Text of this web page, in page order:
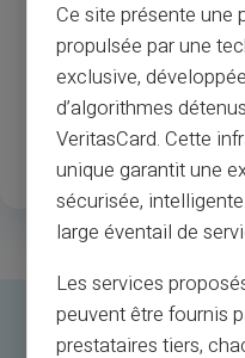
1.3M
Clientes registrados
satisfechos
Ce site présente une
propulsée par une
exclusive,
d’algorithmes
VeritasCard. Cette
unique garantit une
sécurisée,
large éventail de
Les services
peuvent être fournis
prestataires tiers,